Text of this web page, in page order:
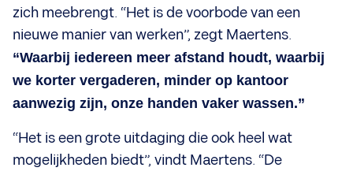
zich meebrengt. “Het is de voorbode van een
nieuwe manier van werken”, zegt Maertens.
“Waarbij iedereen meer afstand houdt, waarbij
we korter vergaderen, minder op kantoor
aanwezig zijn, onze handen vaker wassen.”
“Het is een grote uitdaging die ook heel wat
mogelijkheden biedt”, vindt Maertens. “De